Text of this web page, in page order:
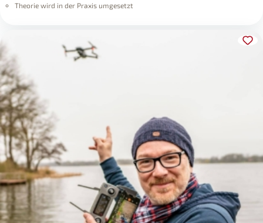
Theorie wird in der Praxis umgesetzt